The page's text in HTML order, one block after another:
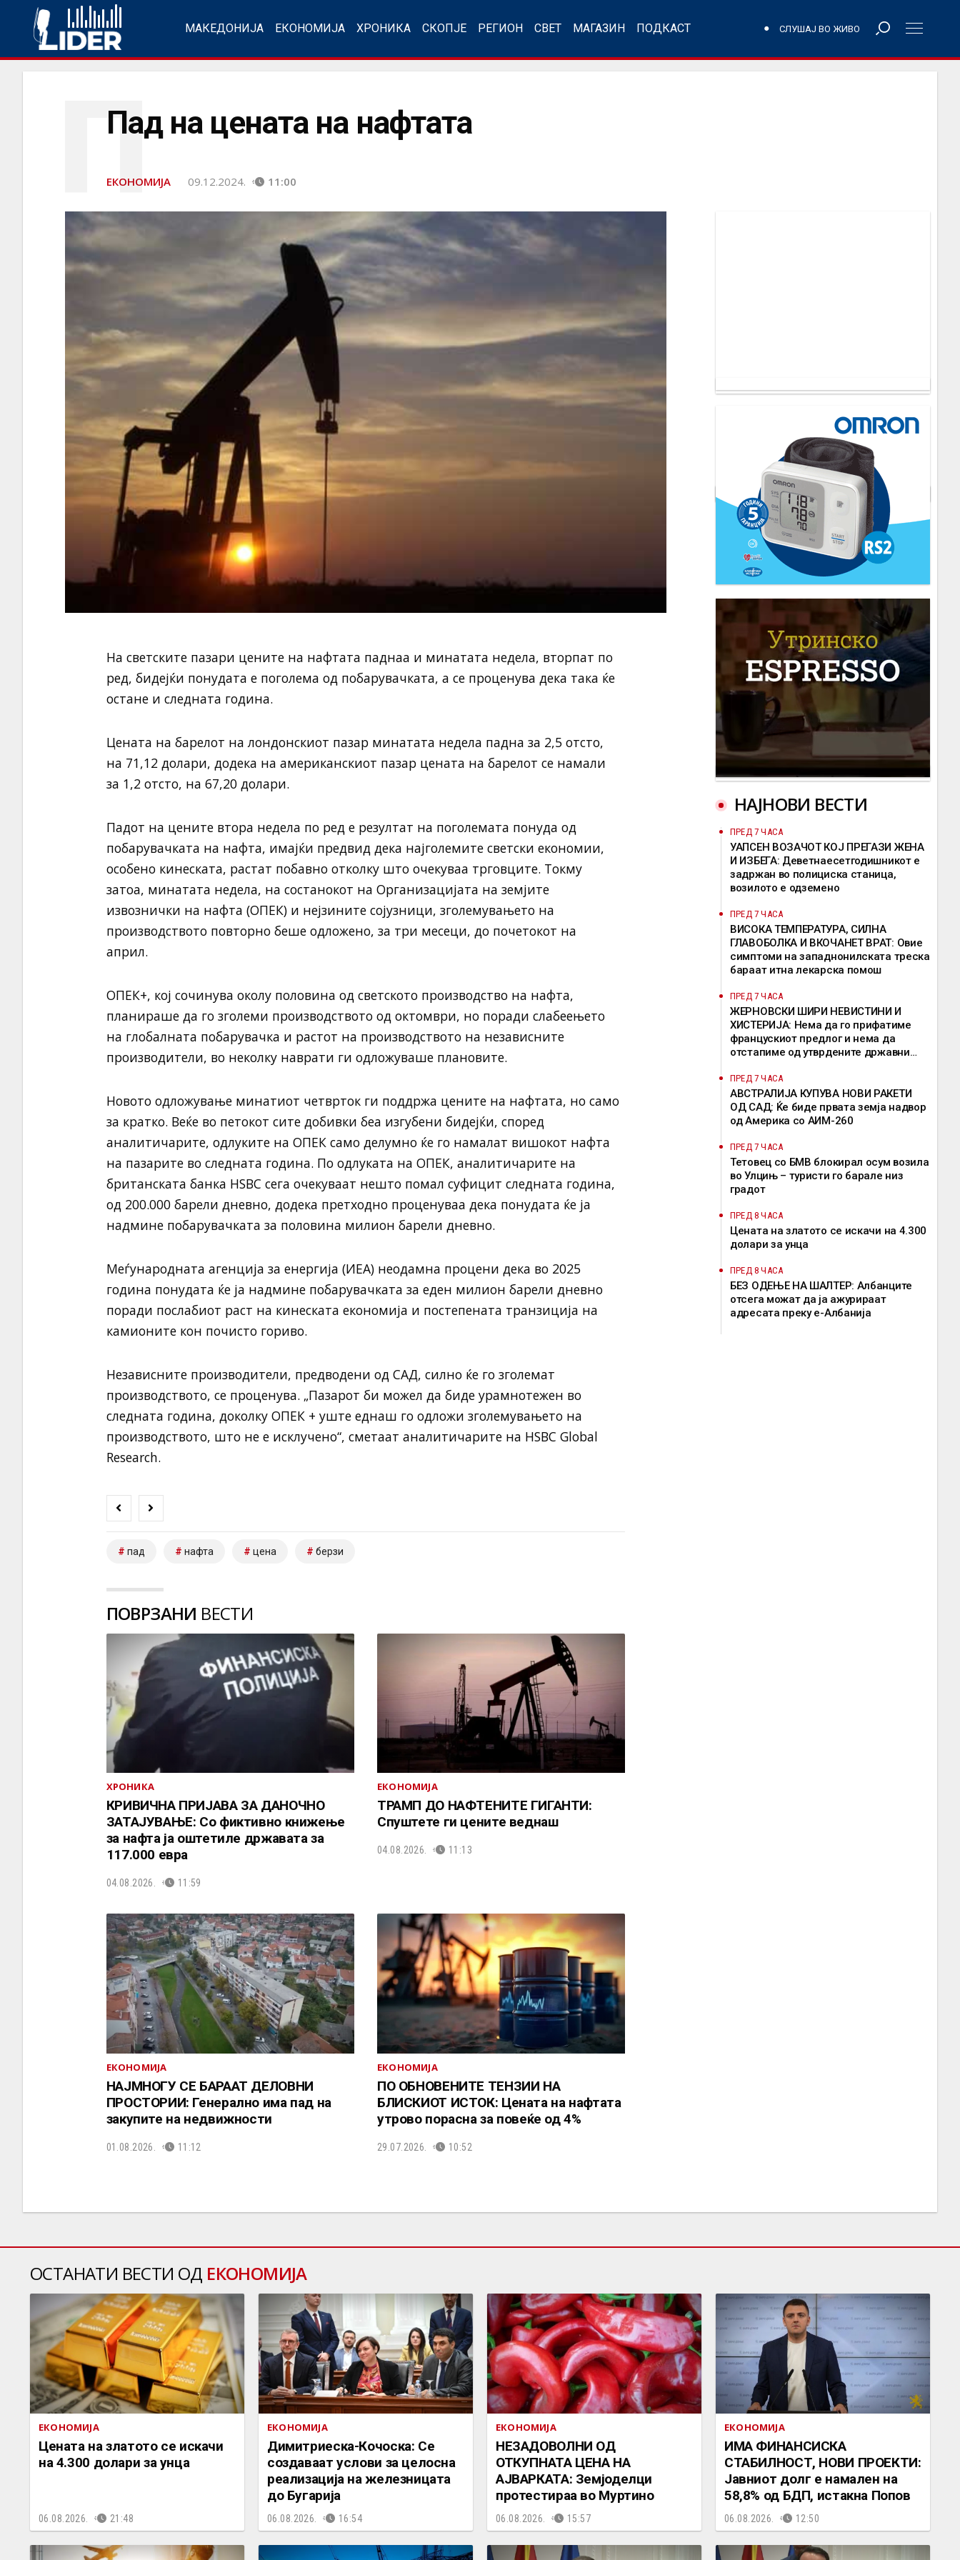
МАКЕДОНИЈА ЕКОНОМИЈА ХРОНИКА СКОПЈЕ РЕГИОН СВЕТ МАГАЗИН ПОДКАСТ СЛУШАЈ ВО ЖИВО
Пад на цената на нафтата
П
ЕКОНОМИЈА 09.12.2024. 11:00
На светските пазари цените на нафтата паднаа и минатата недела, вторпат по
ред, бидејќи понудата е поголема од побарувачката, а се проценува дека така ќе
остане и следната година.
Цената на барелот на лондонскиот пазар минатата недела падна за 2,5 отсто,
на 71,12 долари, додека на американскиот пазар цената на барелот се намали
за 1,2 отсто, на 67,20 долари.
Падот на цените втора недела по ред е резултат на поголемата понуда од
побарувачката на нафта, имајќи предвид дека најголемите светски економии,
особено кинеската, растат побавно отколку што очекуваа трговците. Токму
затоа, минатата недела, на состанокот на Организацијата на земјите
извознички на нафта (ОПЕК) и нејзините сојузници, зголемувањето на
производството повторно беше одложено, за три месеци, до почетокот на
април.
ОПЕК+, кој сочинува околу половина од светското производство на нафта,
планираше да го зголеми производството од октомври, но поради слабеењето
на глобалната побарувачка и растот на производството на независните
производители, во неколку наврати ги одложуваше плановите.
Новото одложување минатиот четврток ги поддржа цените на нафтата, но само
за кратко. Веќе во петокот сите добивки беа изгубени бидејќи, според
аналитичарите, одлуките на ОПЕК само делумно ќе го намалат вишокот нафта
на пазарите во следната година. По одлуката на ОПЕК, аналитичарите на
британската банка HSBC сега очекуваат нешто помал суфицит следната година,
од 200.000 барели дневно, додека претходно проценуваа дека понудата ќе ја
надмине побарувачката за половина милион барели дневно.
Меѓународната агенција за енергија (ИЕА) неодамна процени дека во 2025
година понудата ќе ја надмине побарувачката за еден милион барели дневно
поради послабиот раст на кинеската економија и постепената транзиција на
камионите кон почисто гориво.
Независните производители, предводени од САД, силно ќе го зголемат
производството, се проценува. „Пазарот би можел да биде урамнотежен во
следната година, доколку ОПЕК + уште еднаш го одложи зголемувањето на
производството, што не е исклучено“, сметаат аналитичарите на HSBC Global
Research.
пад нафта цена берзи
ПОВРЗАНИ ВЕСТИ
ХРОНИКА
КРИВИЧНА ПРИЈАВА ЗА ДАНОЧНО
ЗАТАЈУВАЊЕ: Со фиктивно книжење
за нафта ја оштетиле државата за
117.000 евра
04.08.2026. 11:59
ЕКОНОМИЈА
ТРАМП ДО НАФТЕНИТЕ ГИГАНТИ:
Спуштете ги цените веднаш
04.08.2026. 11:13
ЕКОНОМИЈА
НАЈМНОГУ СЕ БАРААТ ДЕЛОВНИ
ПРОСТОРИИ: Генерално има пад на
закупите на недвижности
01.08.2026. 11:12
ЕКОНОМИЈА
ПО ОБНОВЕНИТЕ ТЕНЗИИ НА
БЛИСКИОТ ИСТОК: Цената на нафтата
утрово порасна за повеќе од 4%
29.07.2026. 10:52
НАЈНОВИ ВЕСТИ
ПРЕД 7 ЧАСА
УАПСЕН ВОЗАЧОТ КОЈ ПРЕГАЗИ ЖЕНА
И ИЗБЕГА: Деветнаесетгодишникот е
задржан во полициска станица,
возилото е одземено
ПРЕД 7 ЧАСА
ВИСОКА ТЕМПЕРАТУРА, СИЛНА
ГЛАВОБОЛКА И ВКОЧАНЕТ ВРАТ: Овие
симптоми на западнонилската треска
бараат итна лекарска помош
ПРЕД 7 ЧАСА
ЖЕРНОВСКИ ШИРИ НЕВИСТИНИ И
ХИСТЕРИЈА: Нема да го прифатиме
францускиот предлог и нема да
отстапиме од утврдените државни
ПРЕД 7 ЧАСА
АВСТРАЛИЈА КУПУВА НОВИ РАКЕТИ
ОД САД: Ќе биде првата земја надвор
од Америка со АИМ-260
ПРЕД 7 ЧАСА
Тетовец со БМВ блокирал осум возила
во Улцињ – туристи го барале низ
градот
ПРЕД 8 ЧАСА
Цената на златото се искачи на 4.300
долари за унца
ПРЕД 8 ЧАСА
БЕЗ ОДЕЊЕ НА ШАЛТЕР: Албанците
отсега можат да ја ажурираат
адресата преку е-Албанија
ОСТАНАТИ ВЕСТИ ОД ЕКОНОМИЈА
ЕКОНОМИЈА
Цената на златото се искачи
на 4.300 долари за унца
06.08.2026. 21:48
ЕКОНОМИЈА
Димитриеска-Кочоска: Се
создаваат услови за целосна
реализација на железницата
до Бугарија
06.08.2026. 16:54
ЕКОНОМИЈА
НЕЗАДОВОЛНИ ОД
ОТКУПНАТА ЦЕНА НА
АЈВАРКАТА: Земјоделци
протестираа во Муртино
06.08.2026. 15:57
ЕКОНОМИЈА
ИМА ФИНАНСИСКА
СТАБИЛНОСТ, НОВИ ПРОЕКТИ:
Јавниот долг е намален на
58,8% од БДП, истакна Попов
06.08.2026. 12:50